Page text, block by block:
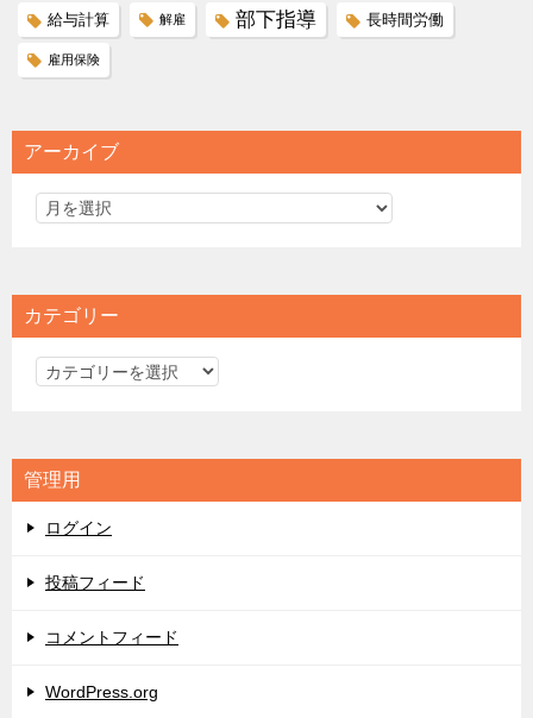
給与計算 解雇 部下指導 長時間労働
雇用保険
アーカイブ
カテゴリー
カ
リ
ー
管理用
ログイン
投稿フィード
コメントフィード
WordPress.org